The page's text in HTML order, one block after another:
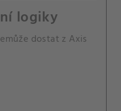
logiky
dostat z Axis